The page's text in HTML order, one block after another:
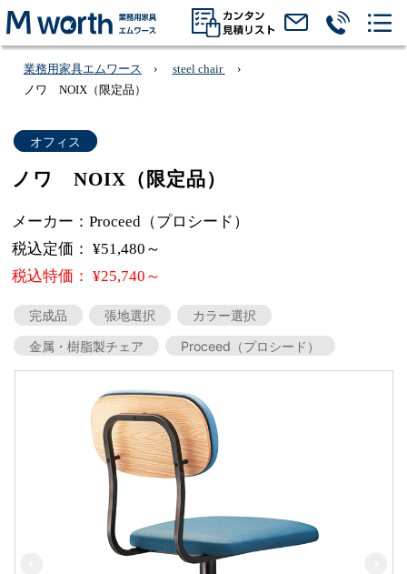
業務用家具エムワース
steel chair
ノワ NOIX（限定品）
オフィス
ノワ NOIX（限定品）
メーカー：Proceed（プロシード）
税込定価： ¥51,480～
税込特価： ¥25,740～
完成品 張地選択
カラー選択
金属・樹脂製チェア
Proceed（プロシード）